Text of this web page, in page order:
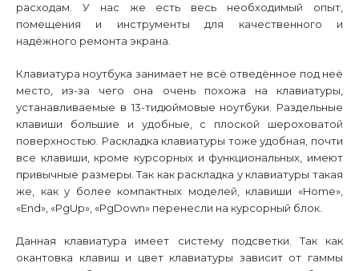
расходам. У нас же есть весь необходимый опыт,
помещения и инструменты для качественного и
надёжного ремонта экрана.
Клавиатура ноутбука занимает не всё отведённое под неё
место, из-за чего она очень похожа на клавиатуры,
устанавливаемые в 13-тидюймовые ноутбуки. Раздельные
клавиши большие и удобные, с плоской шероховатой
поверхностью. Раскладка клавиатуры тоже удобная, почти
все клавиши, кроме курсорных и функциональных, имеют
привычные размеры. Так как раскладка у клавиатуры такая
же, как у более компактных моделей, клавиши «Home»,
«End», «PgUp», «PgDown» перенесли на курсорный блок.
Данная клавиатура имеет систему подсветки. Так как
окантовка клавиш и цвет клавиатуры зависит от гаммы